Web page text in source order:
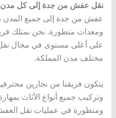
نقل عفش من جدة إلى كل مدن
عفش من جدة إلى جميع
ومعدات متطورة. نحن
على أعلى مستوى في مجال
مختلف مدن المملكة.
يتكون فريقنا من نجارين
وتركيب جميع أنواع الأثاث
ومتطورة في عمليات نقل